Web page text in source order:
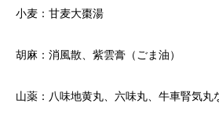
小麦：甘麦大棗湯
胡麻：消風散、紫雲膏（ごま油）
山薬：八味地黄丸、六味丸、牛車腎気丸